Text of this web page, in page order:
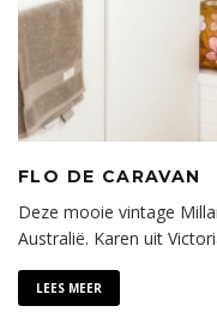
FLO DE CARAVAN
Deze mooie vintage
Australië. Karen uit
LEES MEER